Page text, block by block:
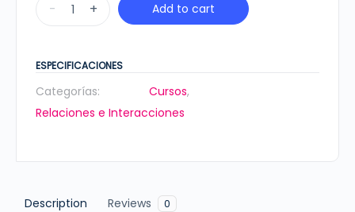
y
la
violencia
en
cantidad
- + Add to cart
ESPECIFICACIONES
Categorías: Cursos,
Relaciones e Interacciones
Description Reviews 0